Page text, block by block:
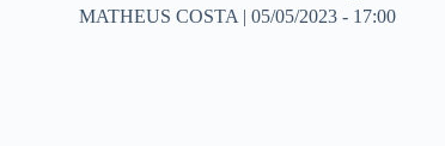
MATHEUS COSTA |05/05/2023 - 17:00